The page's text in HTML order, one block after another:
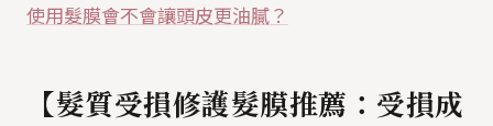
使用髮膜會不會讓頭皮更油膩？
【髮質受損修護髮膜推薦：受損成